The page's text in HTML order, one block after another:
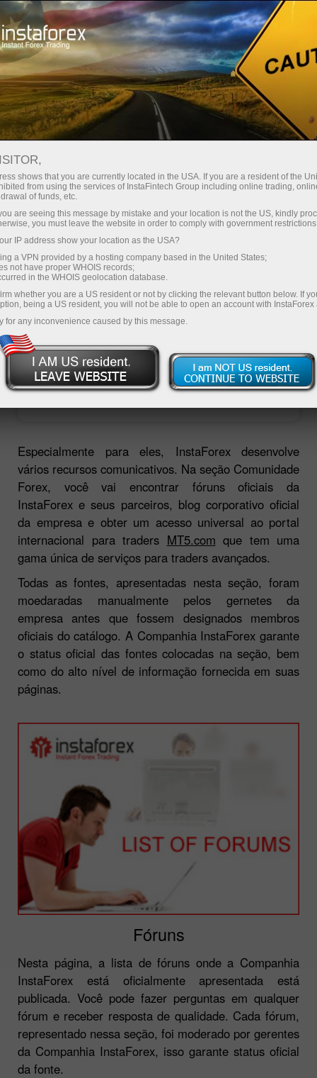
Relaxe
Comunidade Forex
A seção Comunidade Forex é destinada a
profissionais que estão interessados em
comunicação constante, compartilhando
informações e experiências com outros
comerciantes.
Abrir conta demo
Especialmente para eles, InstaForex desenvolve
vários recursos comunicativos. Na seção Comunidade
Forex, você vai encontrar fóruns oficiais da
InstaForex e seus parceiros, blog corporativo oficial
da empresa e obter um acesso universal ao portal
internacional para traders MT5.com que tem uma
gama única de serviços para traders avançados.
Todas as fontes, apresentadas nesta seção, foram
moedaradas manualmente pelos gernetes da
empresa antes que fossem designados membros
oficiais do catálogo. A Companhia InstaForex garante
o status oficial das fontes colocadas na seção, bem
como do alto nível de informação fornecida em suas
páginas.
Fóruns
Nesta página, a lista de fóruns onde a Companhia
InstaForex está oficialmente apresentada está
publicada. Você pode fazer perguntas em qualquer
fórum e receber resposta de qualidade. Cada fórum,
representado nessa seção, foi moderado por gerentes
da Companhia InstaForex, isso garante status oficial
da fonte.
shows that you are currently located in the USA. If you are a resident of the
from using the services of InstaFintech Group including online trading,
of funds, etc.
are seeing this message by mistake and your location is not the US, kindly
you must leave the website in order to comply with government
IP address show your location as the USA?
a VPN provided by a hosting company based in the United States;
not have proper WHOIS records;
in the WHOIS geolocation database.
whether you are a US resident or not by clicking the relevant button below. If
being a US resident, you will not be able to open an account with InstaForex
for any inconvenience caused by this message.